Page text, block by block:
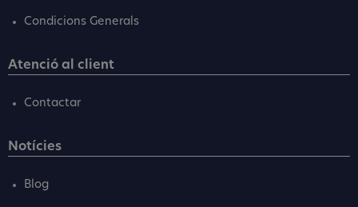
Condicions Generals
Atenció al client
Contactar
Notícies
Blog